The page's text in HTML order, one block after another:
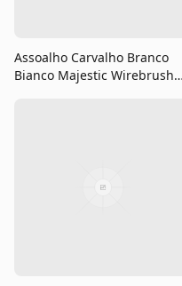
Assoalho Carvalho Branco
Bianco Majestic Wirebrush